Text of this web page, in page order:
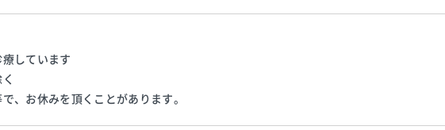
しています
、お休みを頂くことがあります。